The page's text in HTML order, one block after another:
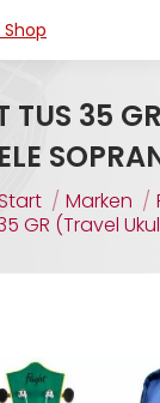
TUS 35
hier:
Start Marken
GR (Travel